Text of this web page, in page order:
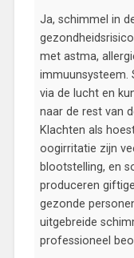
Ja, schimmel in
met astma,
immuunsysteem.
via de lucht en
naar de rest van
Klachten als
oogirritatie zijn
blootstelling, en
produceren
gezonde
uitgebreide
professioneel